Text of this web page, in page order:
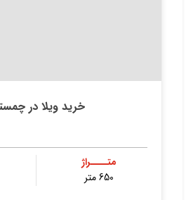
خرید ویلا در
متــــراژ
650 متر